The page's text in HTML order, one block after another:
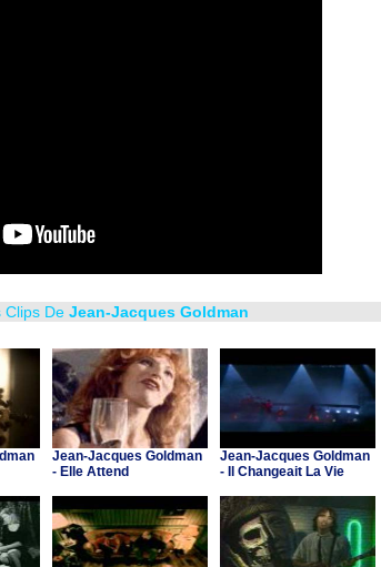
Clips De Jean-Jacques Goldman
Jean-Jacques Goldman
- Elle Attend
Jean-Jacques Goldman
- Il Changeait La Vie